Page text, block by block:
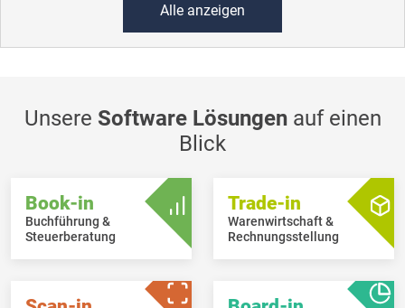
Alle anzeigen
Unsere Software Lösungenauf einen
Blick
Book-in
Buchführung &
Steuerberatung
Trade-in
Warenwirtschaft &
Rechnungsstellung